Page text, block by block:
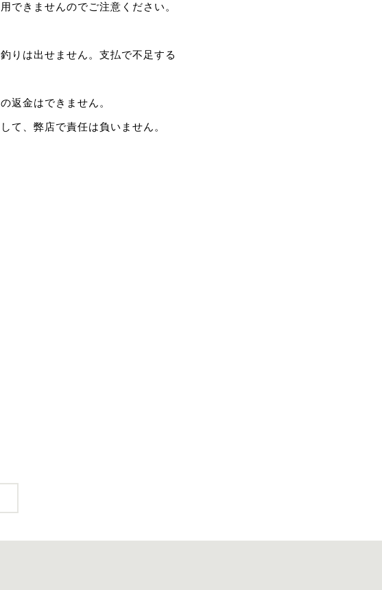
できませんのでご注意ください。
りは出せません。支払で不足する
返金はできません。
て、弊店で責任は負いません。